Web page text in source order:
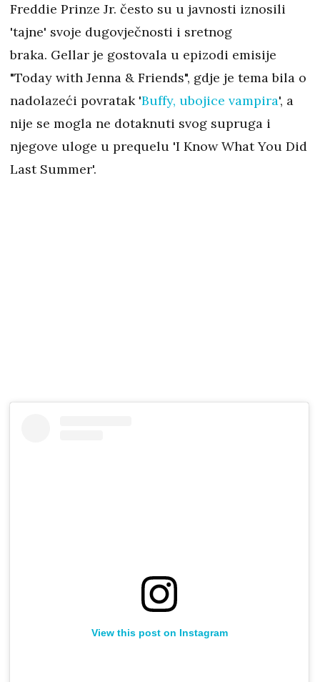
Freddie Prinze Jr. često su u javnosti iznosili
'tajne' svoje dugovječnosti i sretnog
braka. Gellar je gostovala u epizodi emisije
"Today with Jenna & Friends", gdje je tema bila o
nadolazeći povratak 'Buffy, ubojice vampira', a
nije se mogla ne dotaknuti svog supruga i
njegove uloge u prequelu 'I Know What You Did
Last Summer'.
View this post on Instagram